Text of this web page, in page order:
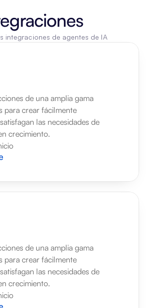
integraciones de agentes de IA
de una amplia gama
para crear fácilmente
las necesidades de
crecimiento.
de una amplia gama
para crear fácilmente
las necesidades de
crecimiento.